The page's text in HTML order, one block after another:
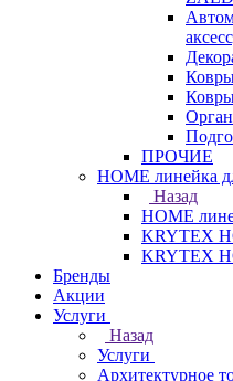
ПРОЧИЕ
HOME линейка
Назад
HOME
KRYTEX
KRYTEX
Бренды
Акции
Услуги
Назад
Услуги
Архитектурное